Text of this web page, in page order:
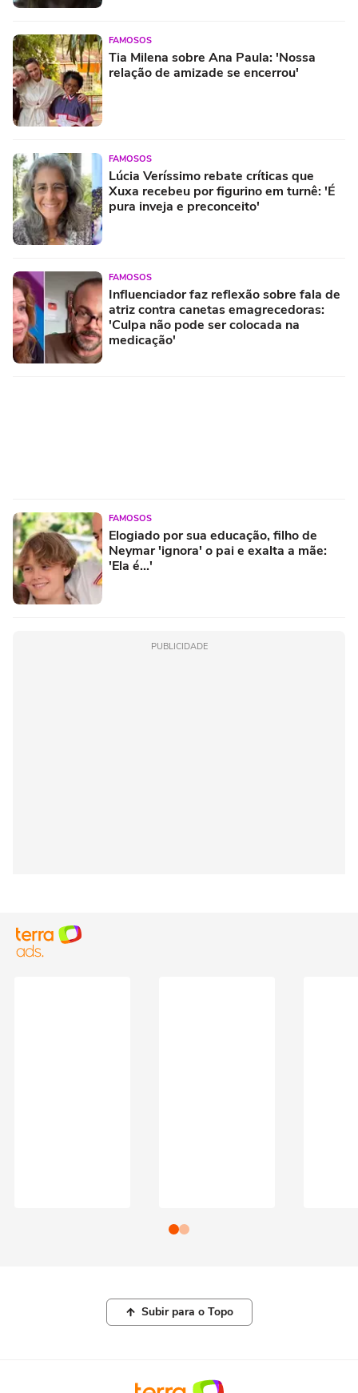
FAMOSOS
Tia Milena sobre Ana Paula: 'Nossa
relação de amizade se encerrou'
FAMOSOS
Lúcia Veríssimo rebate críticas que
Xuxa recebeu por figurino em turnê: 'É
pura inveja e preconceito'
FAMOSOS
Influenciador faz reflexão sobre fala de
atriz contra canetas emagrecedoras:
'Culpa não pode ser colocada na
medicação'
FAMOSOS
Elogiado por sua educação, filho de
Neymar 'ignora' o pai e exalta a mãe:
'Ela é...'
PUBLICIDADE
Subir para o Topo